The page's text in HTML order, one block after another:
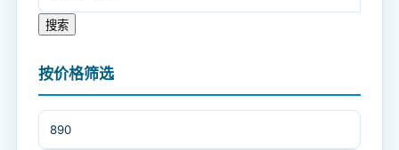
搜索
按价格筛选
最低价格